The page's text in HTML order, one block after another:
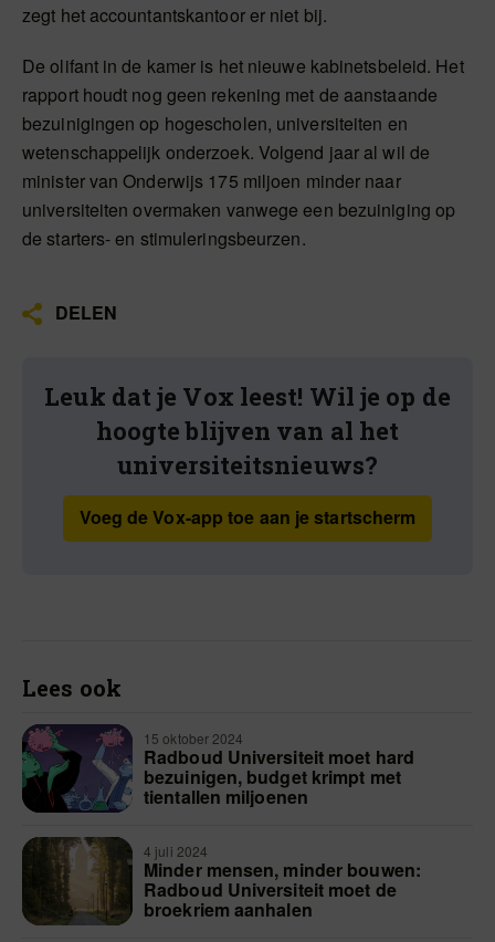
zegt het accountantskantoor er niet bij.
De olifant in de kamer is het nieuwe kabinetsbeleid. Het
rapport houdt nog geen rekening met de aanstaande
bezuinigingen op hogescholen, universiteiten en
wetenschappelijk onderzoek. Volgend jaar al wil de
minister van Onderwijs 175 miljoen minder naar
universiteiten overmaken vanwege een bezuiniging op
de starters- en stimuleringsbeurzen.
DELEN
Leuk dat je Vox leest! Wil je op de
hoogte blijven van al het
universiteitsnieuws?
Voeg de Vox-app toe aan je startscherm
Lees ook
15 oktober 2024
Radboud Universiteit moet hard
bezuinigen, budget krimpt met
tientallen miljoenen
4 juli 2024
Minder mensen, minder bouwen:
Radboud Universiteit moet de
broekriem aanhalen